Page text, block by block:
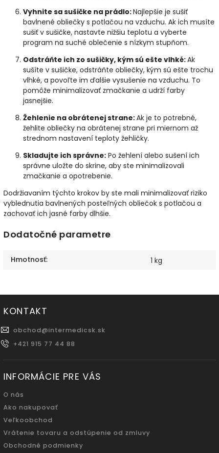
Vyhnite sa sušičke na prádlo:Najlepšie je sušiť
bavlnené obliečky s potlačou na vzduchu. Ak ich musíte
sušiť v sušičke, nastavte nižšiu teplotu a vyberte
program na suché oblečenie s nízkym stupňom.
Odstráňte ich zo sušičky, kým sú ešte vlhké:Ak
sušíte v sušičke, odstráňte obliečky, kým sú ešte trochu
vlhké, a povoľte im ďalšie vysušenie na vzduchu. To
pomôže minimalizovať zmačkanie a udrží farby
jasnejšie.
Žehlenie na obrátenej strane:Ak je to potrebné,
žehlite obliečky na obrátenej strane pri miernom až
strednom nastavení teploty žehličky.
Skladujte ich správne: Po žehlení alebo sušení ich
správne uložte do skrine, aby ste minimalizovali
zmačkanie a opotrebenie.
Dodržiavaním týchto krokov by ste mali minimalizovať riziko
vyblednutia bavlnených posteľných obliečok s potlačou a
zachovať ich jasné farby dlhšie.
Dodatočné parametre
Hmotnosť: 1 kg
KONTAKT
obchod@intermedicsk.sk
+421 915 77 44 88
INFORMÁCIE PRE VÁS
O nás
Ako nakupovať
Veľkoobchod
Vrátenie tovaru a odstúpenie od zmluvy
Obchodné podmienky